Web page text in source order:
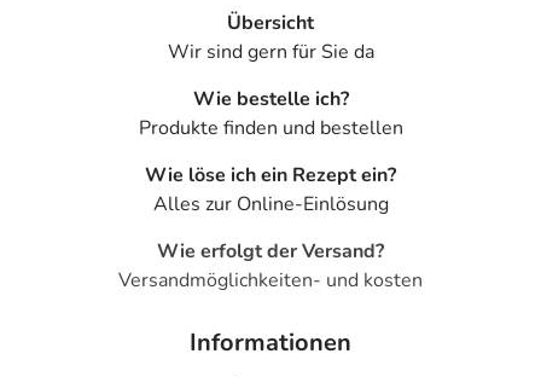
Übersicht
Wir sind gern für Sie da
Wie bestelle ich?
Produkte finden und bestellen
Wie löse ich ein Rezept ein?
Alles zur Online-Einlösung
Wie erfolgt der Versand?
Versandmöglichkeiten- und kosten
Informationen